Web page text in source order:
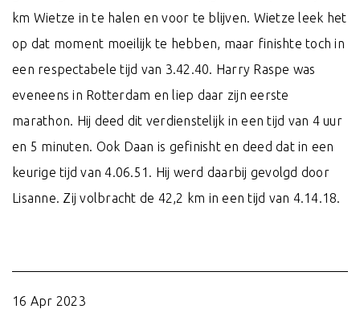
km Wietze in te halen en voor te blijven. Wietze leek het
op dat moment moeilijk te hebben, maar finishte toch in
een respectabele tijd van 3.42.40. Harry Raspe was
eveneens in Rotterdam en liep daar zijn eerste
marathon. Hij deed dit verdienstelijk in een tijd van 4 uur
en 5 minuten. Ook Daan is gefinisht en deed dat in een
keurige tijd van 4.06.51. Hij werd daarbij gevolgd door
Lisanne. Zij volbracht de 42,2 km in een tijd van 4.14.18.
16 Apr 2023